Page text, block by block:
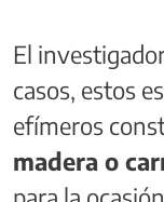
El
casos, estos
efímeros
madera o